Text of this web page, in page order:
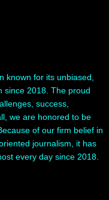
known for its unbiased,
since 2018. The proud
success,
we are honored to be
of our firm belief in
journalism, it has
every day since 2018.